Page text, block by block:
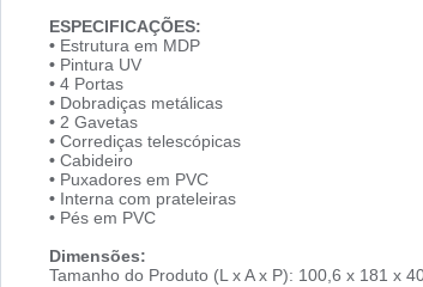
ESPECIFICAÇÕES:
• Estrutura em MDP
• Pintura UV
• 4 Portas
• Dobradiças metálicas
• 2 Gavetas
• Corrediças telescópicas
• Cabideiro
• Puxadores em PVC
• Interna com prateleiras
• Pés em PVC
Dimensões:
Tamanho do Produto (L x A x P): 100,6 x 181 x